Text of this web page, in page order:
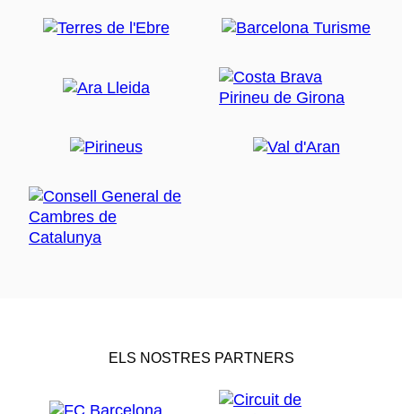
ELS NOSTRES PARTNERS